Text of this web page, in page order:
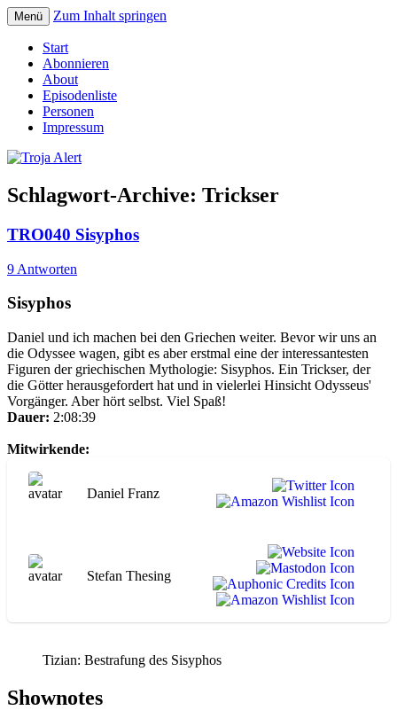
Troja Alert
Menü Zum Inhalt springen
Start
Abonnieren
About
Episodenliste
Personen
Impressum
Schlagwort-Archive: Trickser
TRO040 Sisyphos
9 Antworten
Sisyphos
Daniel und ich machen bei den Griechen weiter. Bevor wir uns an
die Odyssee wagen, gibt es aber erstmal eine der interessantesten
Figuren der griechischen Mythologie: Sisyphos. Ein Trickser, der
die Götter herausgefordert hat und in vielerlei Hinsicht Odysseus'
Vorgänger. Aber hört selbst. Viel Spaß!
Dauer: 2:08:39
Mitwirkende:
Daniel Franz
Stefan Thesing
Tizian: Bestrafung des Sisyphos
Shownotes